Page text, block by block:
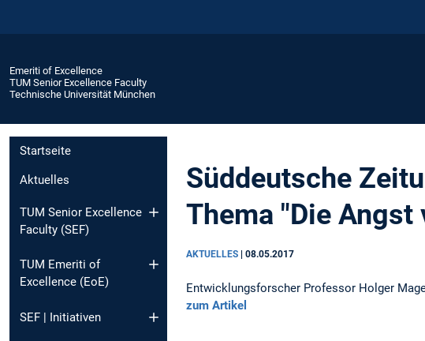
Emeriti of Excellence
TUM Senior Excellence Faculty
Technische Universität München
Startseite
Aktuelles
TUM Senior Excellence
Faculty (SEF)
TUM Emeriti of
Excellence (EoE)
SEF | Initiativen
Süddeutsche
Thema "Die
AKTUELLES | 08.05.2017
Entwicklungsforscher Professor
zum Artikel